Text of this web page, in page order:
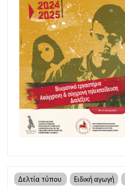
Δελτία τύπου Ειδική αγωγή